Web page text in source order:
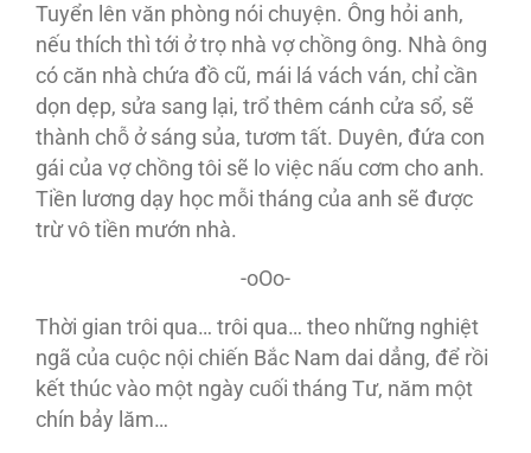
Tuyển lên văn phòng nói chuyện. Ông hỏi anh,
nếu thích thì tới ở trọ nhà vợ chồng ông. Nhà ông
có căn nhà chứa đồ cũ, mái lá vách ván, chỉ cần
dọn dẹp, sửa sang lại, trổ thêm cánh cửa sổ, sẽ
thành chỗ ở sáng sủa, tươm tất. Duyên, đứa con
gái của vợ chồng tôi sẽ lo việc nấu cơm cho anh.
Tiền lương dạy học mỗi tháng của anh sẽ được
trừ vô tiền mướn nhà.
-oOo-
Thời gian trôi qua… trôi qua… theo những nghiệt
ngã của cuộc nội chiến Bắc Nam dai dẳng, để rồi
kết thúc vào một ngày cuối tháng Tư, năm một
chín bảy lăm…